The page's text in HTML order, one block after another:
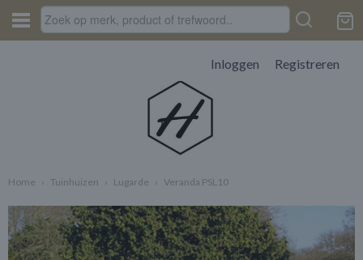
Inloggen Registreren
Home › Tuinhuizen › Lugarde › Veranda PSL10